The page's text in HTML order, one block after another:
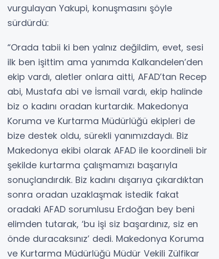
vurgulayan Yakupi, konuşmasını şöyle
sürdürdü:
“Orada tabii ki ben yalnız değildim, evet, sesi
ilk ben işittim ama yanımda Kalkandelen’den
ekip vardı, aletler onlara aitti, AFAD’tan Recep
abi, Mustafa abi ve İsmail vardı, ekip halinde
biz o kadını oradan kurtardık. Makedonya
Koruma ve Kurtarma Müdürlüğü ekipleri de
bize destek oldu, sürekli yanımızdaydı. Biz
Makedonya ekibi olarak AFAD ile koordineli bir
şekilde kurtarma çalışmamızı başarıyla
sonuçlandırdık. Biz kadını dışarıya çıkardıktan
sonra oradan uzaklaşmak istedik fakat
oradaki AFAD sorumlusu Erdoğan bey beni
elimden tutarak, ‘bu işi siz başardınız, siz en
önde duracaksınız’ dedi. Makedonya Koruma
ve Kurtarma Müdürlüğü Müdür Vekili Zülfikar